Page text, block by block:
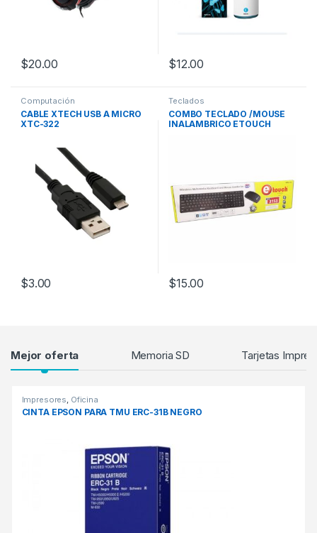
$20.00 $12.00
Computación
CABLE XTECH USB A MICRO
XTC-322
$3.00
Teclados
COMBO TECLADO /MOUSE
INALAMBRICO ETOUCH
$15.00
Products Grid
Mejor oferta Memoria SD Tarjetas
Impresores Oficina
CINTA EPSON PARA TMU ERC-31B NEGRO